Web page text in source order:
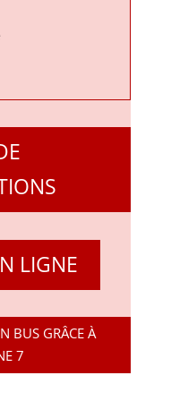
LIGNE
BUS GRÂCE À
7